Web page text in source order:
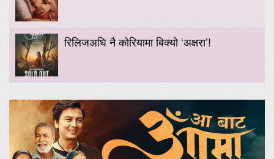
रिलिजअघि नै कोरियामा बिक्यो ‘अक्षरा’!